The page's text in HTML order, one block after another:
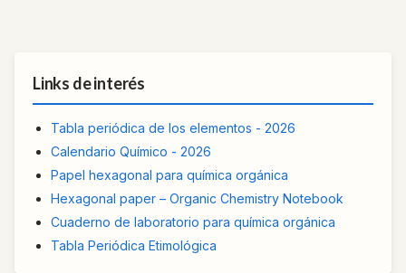
Links de interés
Tabla periódica de los elementos - 2026
Calendario Químico - 2026
Papel hexagonal para química orgánica
Hexagonal paper – Organic Chemistry Notebook
Cuaderno de laboratorio para química orgánica
Tabla Periódica Etimológica